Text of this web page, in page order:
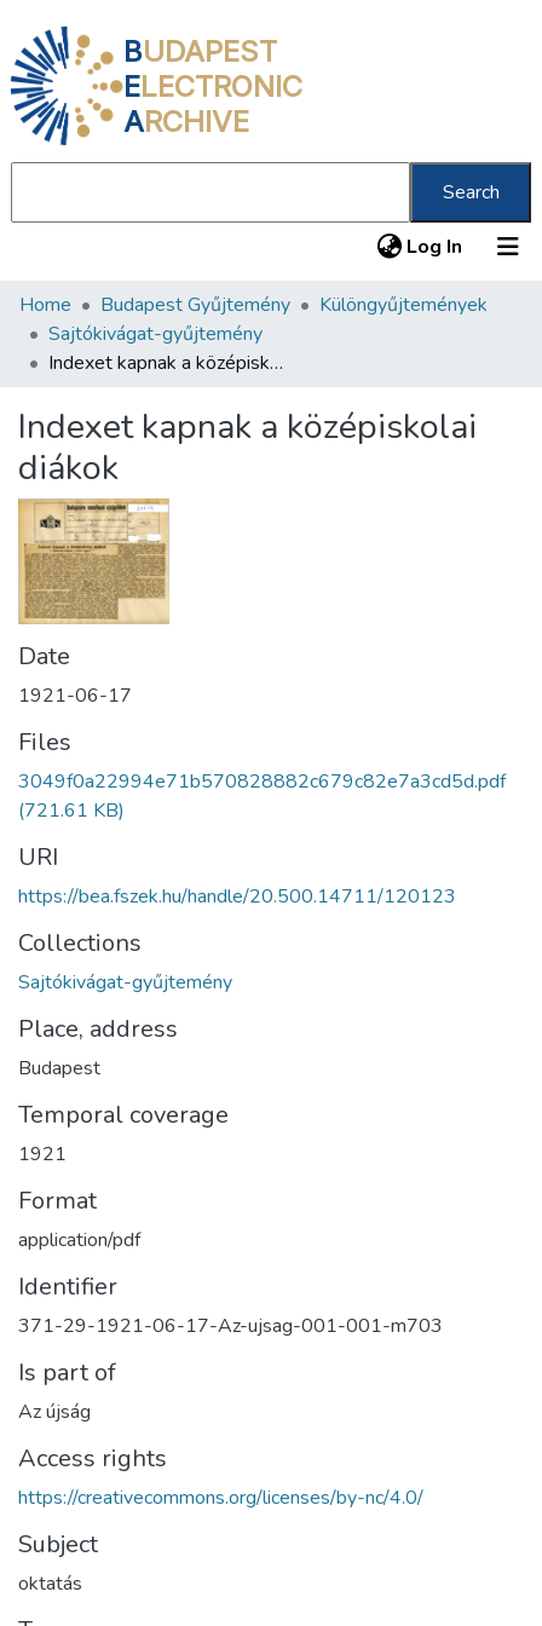
BUDAPEST
ELECTRONIC
ARCHIVE
Search
Log In (current)
Communities & Collections
All of DSpace
About us
Home Budapest Gyűjtemény
Különgyűjtemények
Sajtókivágat-gyűjtemény
Indexet kapnak a középiskolai diákok
Indexet kapnak a középiskolai
diákok
Date
1921-06-17
Files
3049f0a22994e71b570828882c679c82e7a3cd5d.pdf
(721.61 KB)
URI
https://bea.fszek.hu/handle/20.500.14711/120123
Collections
Sajtókivágat-gyűjtemény
Place, address
Budapest
Temporal coverage
1921
Format
application/pdf
Identifier
371-29-1921-06-17-Az-ujsag-001-001-m703
Is part of
Az újság
Access rights
https://creativecommons.org/licenses/by-nc/4.0/
Subject
oktatás